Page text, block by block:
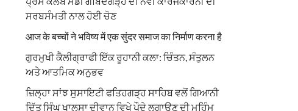
ਸਰਬਸੰਮਤੀ ਨਾਲ ਹੋਈ ਚੋਣ
आज के बच्चों ने भविष्य में एक सुंदर समाज का निर्माण करना है
ਗੁਰਮੁਖੀ ਕੈਲੀਗ੍ਰਾਫੀ ਇੱਕ ਰੂਹਾਨੀ ਕਲਾ: ਚਿੰਤਨ, ਸੰਤੁਲਨ
ਅਤੇ ਆਤਮਿਕ ਅਨੁਭਵ
ਜ਼ਿਲ੍ਹਾ ਸਾਂਝ ਸੁਸਾਇਟੀ ਫਤਿਹਗੜ੍ਹ ਸਾਹਿਬ ਵਲੋਂ ਗਿਆਨੀ
ਦਿੱਤ ਸਿੰਘ ਖਾਲਸਾ ਦੀਵਾਨ ਵਿਖੇ ਪੌਦੇ ਲਗਾਉਣ ਦੀ ਮੁਹਿੰਮ